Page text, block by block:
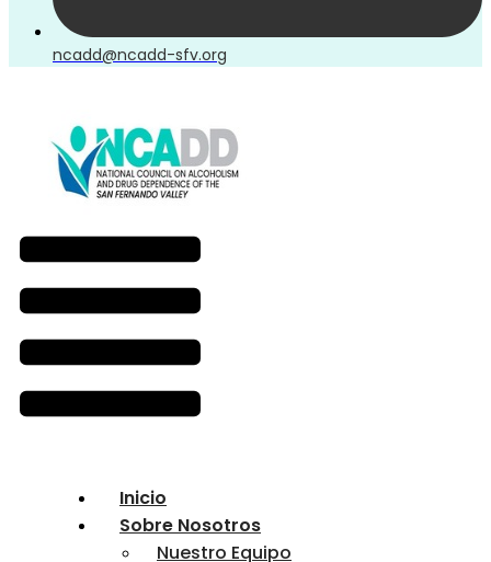
ncadd@ncadd-sfv.org
Inicio
Sobre Nosotros
Nuestro Equipo